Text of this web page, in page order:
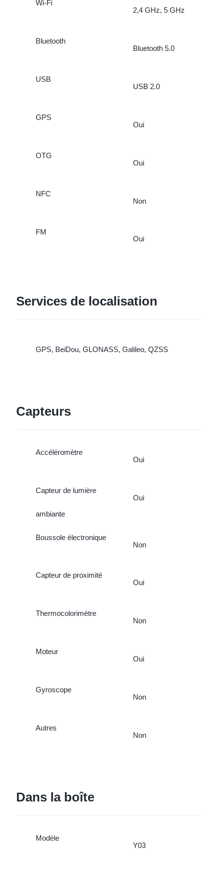
Wi-Fi
2,4 GHz, 5 GHz
Bluetooth
Bluetooth 5.0
USB
USB 2.0
GPS
Oui
OTG
Oui
NFC
Non
FM
Oui
Services de localisation
GPS, BeiDou, GLONASS, Galileo, QZSS
Capteurs
Accéléromètre
Oui
Capteur de lumière
ambiante
Oui
Boussole électronique
Non
Capteur de proximité
Oui
Thermocolorimètre
Non
Moteur
Oui
Gyroscope
Non
Autres
Non
Dans la boîte
Modèle
Y03